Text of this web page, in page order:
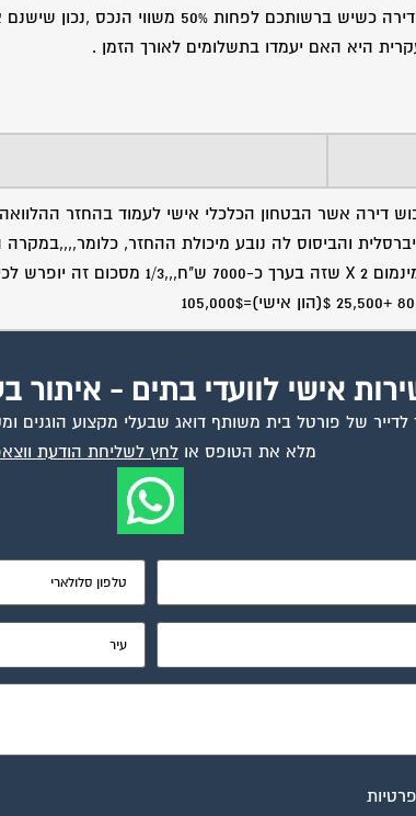
אני ממליץ בכול אופן לגשת לרכישת דירה
היא האם יעמדו בתשלומים לאורך הזמן .
דירה אשר הבטחון הכלכלי אישי לעמוד בהחזר
הינה אוניברסלית והביסוס לה נובע מיכולת ההחזר,
אישי לוועדי בתים - איתור
של פורטל בית משותף דואג שבעלי מקצוע הוגנים
מלא את הטופס אולחץ לשליחת הודעת